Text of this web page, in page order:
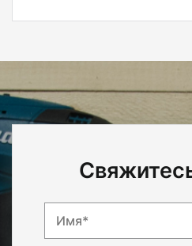
Имя*